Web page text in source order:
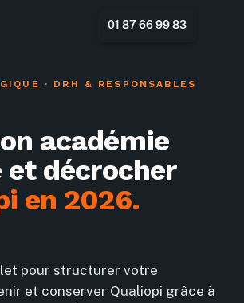
01 87 66 99 83
· DRH & RESPONSABLES
académie
décrocher
en 2026.
pour structurer votre
et conserver Qualiopi grâce à